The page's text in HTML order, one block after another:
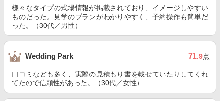
様々なタイプの式場情報が掲載されており、イメージしやすい
ものだった。見学のプランがわかりやすく、予約操作も簡単だ
った。（30代／男性）
Wedding Park 71.9点
口コミなども多く、実際の見積もり書を載せていたりしてくれ
てたので信頼性があった。（30代／女性）